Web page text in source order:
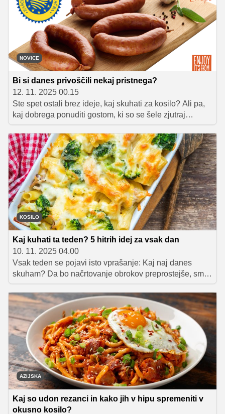
NOVICE
Bi si danes privoščili nekaj pristnega?
12. 11. 2025 00.15
Ste spet ostali brez ideje, kaj skuhati za kosilo? Ali pa,
kaj dobrega ponuditi gostom, ki so se šele zjutraj
napovedali na popoldanski obisk? In s čim postreči z
žara, ko so klasične piknik ponudbe že vsi malce
naveličani?
KOSILO
Kaj kuhati ta teden? 5 hitrih idej za vsak dan
10. 11. 2025 04.00
Vsak teden se pojavi isto vprašanje: Kaj naj danes
skuham? Da bo načrtovanje obrokov preprostejše, smo
pripravili mini jedilnik z idejami za vsak delovni dan – od
enostavne enolončnice do okusnih jedi iz pečice.
Recepti so sezonsko naravnani, preprosti, hranljivi in
pripravljeni tako, da vam med tednom ne vzamejo
preveč časa.
AZIJSKA
Kaj so udon rezanci in kako jih v hipu spremeniti v
okusno kosilo?